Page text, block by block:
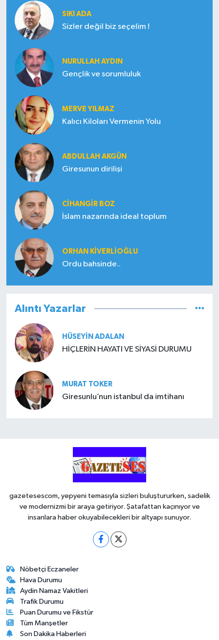
SIKI ADA
Sizler değil biz seçelim !
NURULLAH AYDIN
Gençlik ve sorumluluk
MERVE YILMAZ
Kalıcı Kiloları Vermenin Yolu
ABDULLAH AKGÜN
Giresunun dirilişi
CIHANGIR BOZ
İslam nazarında ideal toplum
ORHAN KIVERLIOĞLU
Ordu bahsinde..
Alıntı Yazarlar
HÜSEYIN ADALAN
HİÇLERİN HAYATI VE SİYASİ DURUMU
MURAT TOKER
Giresunlu’nun istanbul da imtihanı
gazetesescom, yepyeni temasıyla sizleri buluştururken, sadelik
ve modernizmi bir araya getiriyor. Şatafattan kaçınıyor ve
insanlara haber okuyabilecekleri bir altyapı sunuyor.
Nöbetçi Eczaneler
Hava Durumu
Aydin Namaz Vakitleri
Trafik Durumu
Puan Durumu ve Fikstür
Tüm Manşetler
Son Dakika Haberleri